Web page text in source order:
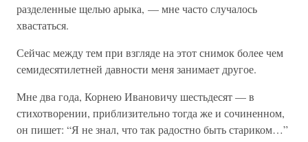
разделенные щелью арыка, — мне часто случалось
хвастаться.
Сейчас между тем при взгляде на этот снимок более чем
семидесятилетней давности меня занимает другое.
Мне два года, Корнею Ивановичу шестьдесят — в
стихотворении, приблизительно тогда же и сочиненном,
он пишет: “Я не знал, что так радостно быть стариком…”